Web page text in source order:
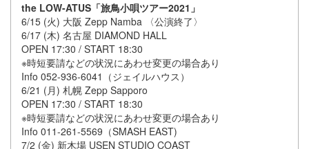
the LOW-ATUS「旅鳥小唄ツアー2021」
6/15 (火) 大阪 Zepp Namba 〈公演終了〉
6/17 (木) 名古屋 DIAMOND HALL
OPEN 17:30 / START 18:30
※時短要請などの状況にあわせ変更の場合あり
Info 052-936-6041（ジェイルハウス）
6/21 (月) 札幌 Zepp Sapporo
OPEN 17:30 / START 18:30
※時短要請などの状況にあわせ変更の場合あり
Info 011-261-5569（SMASH EAST)
7/2 (金) 新木場 USEN STUDIO COAST